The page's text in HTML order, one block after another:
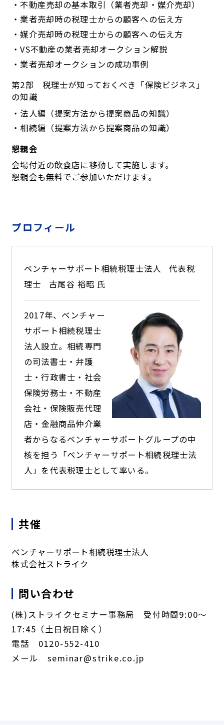
・不動産売却の基本取引（業者売却・媒介売却）
・業者売却時の税理士からの顧客への伝え方
・媒介売却時の税理士からの顧客への伝え方
・VS不動産の業者売却オークション解説
・業者売却オークションの成功事例
第2部 税理士が知っておくべき「保険ビジネス」
の知識
・法人編（提案方法から提案商品の知識）
・相続編（提案方法から提案商品の知識）
懇親会
会場付近の飲食店に移動して実施します。
懇親会も無料でご参加いただけます。
プロフィール
ベンチャーサポート相続税理士法人
代表税
理士
古尾谷 裕昭 氏
2017年、ベンチャー
サポート相続税理士
法人設立。相続専門
の司法書士・弁護
士・行政書士・社会
保険労務士・不動産
会社・保険販売代理
店・金融商品仲介業
者からなるベンチャーサポートグループの中
核を担う「ベンチャーサポート相続税理士法
人」を代表税理士として率いる。
共催
ベンチャーサポート相続税理士法人
株式会社ストライク
問い合わせ
(株)ストライクセミナー事務局 受付時間9:00～
17:45（土日祝日除く）
電話 0120-552-410
メール seminar@strike.co.jp